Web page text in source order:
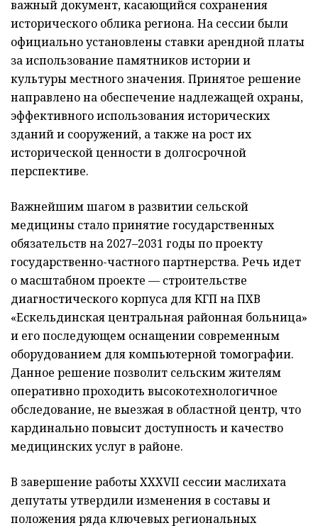
важный документ, касающийся сохранения
исторического облика региона. На сессии были
официально установлены ставки арендной платы
за использование памятников истории и
культуры местного значения. Принятое решение
направлено на обеспечение надлежащей охраны,
эффективного использования исторических
зданий и сооружений, а также на рост их
исторической ценности в долгосрочной
перспективе.
Важнейшим шагом в развитии сельской
медицины стало принятие государственных
обязательств на 2027–2031 годы по проекту
государственно-частного партнерства. Речь идет
о масштабном проекте — строительстве
диагностического корпуса для КГП на ПХВ
«Ескельдинская центральная районная больница»
и его последующем оснащении современным
оборудованием для компьютерной томографии.
Данное решение позволит сельским жителям
оперативно проходить высокотехнологичное
обследование, не выезжая в областной центр, что
кардинально повысит доступность и качество
медицинских услуг в районе.
В завершение работы XXXVII сессии маслихата
депутаты утвердили изменения в составы и
положения ряда ключевых региональных